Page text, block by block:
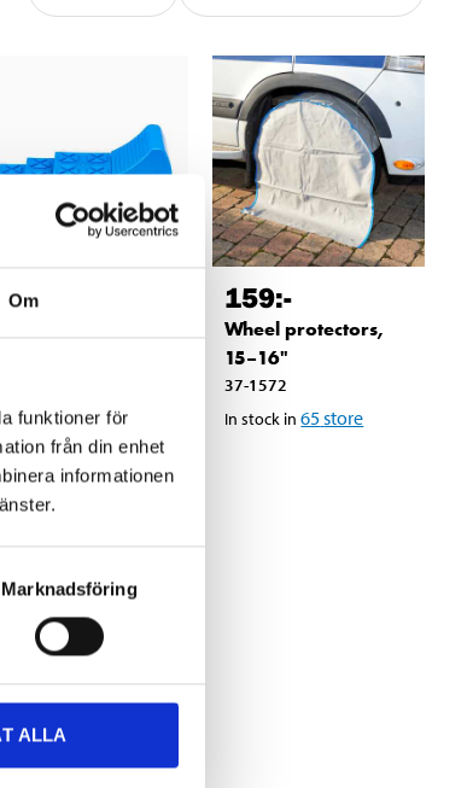
Om
funktioner för
från din enhet
informationen
Marknadsföring
ALLA
289
stock in48store
159:-
Wheel protectors,
15–16"
37-1572
In stock in 65store